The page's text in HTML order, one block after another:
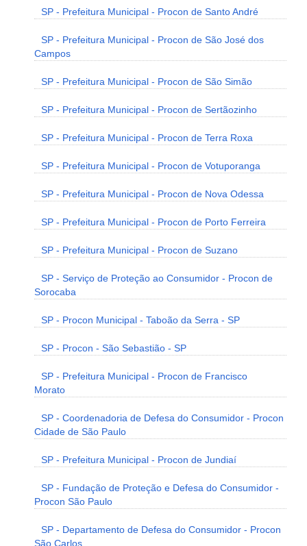
SP - Prefeitura Municipal - Procon de Santo André
SP - Prefeitura Municipal - Procon de São José dos
Campos
SP - Prefeitura Municipal - Procon de São Simão
SP - Prefeitura Municipal - Procon de Sertãozinho
SP - Prefeitura Municipal - Procon de Terra Roxa
SP - Prefeitura Municipal - Procon de Votuporanga
SP - Prefeitura Municipal - Procon de Nova Odessa
SP - Prefeitura Municipal - Procon de Porto Ferreira
SP - Prefeitura Municipal - Procon de Suzano
SP - Serviço de Proteção ao Consumidor - Procon de
Sorocaba
SP - Procon Municipal - Taboão da Serra - SP
SP - Procon - São Sebastião - SP
SP - Prefeitura Municipal - Procon de Francisco
Morato
SP - Coordenadoria de Defesa do Consumidor - Procon
Cidade de São Paulo
SP - Prefeitura Municipal - Procon de Jundiaí
SP - Fundação de Proteção e Defesa do Consumidor -
Procon São Paulo
SP - Departamento de Defesa do Consumidor - Procon
São Carlos